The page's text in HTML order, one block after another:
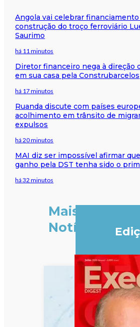
Angola vai celebrar financiamento
construção do troço ferroviário
Saurimo
há 11 minutos
Diretor financeiro nega à direção
em sua casa pela Construbarcelos
há 17 minutos
Ruanda discute com países
acolhimento em trânsito de
expulsos
há 20 minutos
MAI diz ser impossível afirmar
ganho pela DST tenha sido o
há 32 minutos
Mais
Notícias